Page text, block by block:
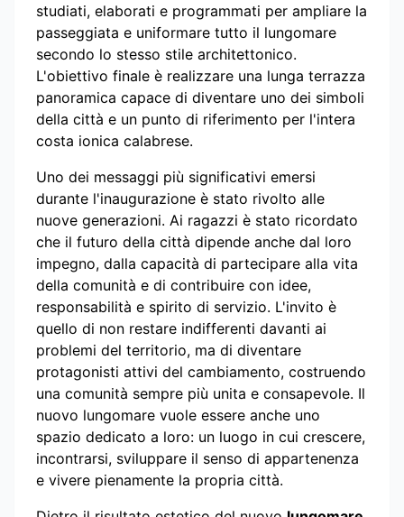
studiati, elaborati e programmati per ampliare la
passeggiata e uniformare tutto il lungomare
secondo lo stesso stile architettonico.
L'obiettivo finale è realizzare una lunga terrazza
panoramica capace di diventare uno dei simboli
della città e un punto di riferimento per l'intera
costa ionica calabrese.
Uno dei messaggi più significativi emersi
durante l'inaugurazione è stato rivolto alle
nuove generazioni. Ai ragazzi è stato ricordato
che il futuro della città dipende anche dal loro
impegno, dalla capacità di partecipare alla vita
della comunità e di contribuire con idee,
responsabilità e spirito di servizio. L'invito è
quello di non restare indifferenti davanti ai
problemi del territorio, ma di diventare
protagonisti attivi del cambiamento, costruendo
una comunità sempre più unita e consapevole. Il
nuovo lungomare vuole essere anche uno
spazio dedicato a loro: un luogo in cui crescere,
incontrarsi, sviluppare il senso di appartenenza
e vivere pienamente la propria città.